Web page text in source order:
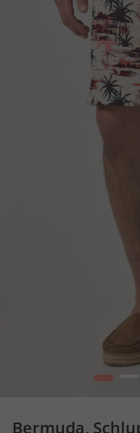
1
Bermuda,